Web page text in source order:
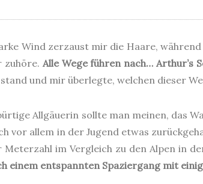
Wind zerzaust mir die Haare,
zuhöre. Alle Wege führen nach… Arthur’s
und mir überlegte, welchen dieser
Allgäuerin sollte man meinen, das
vor allem in der Jugend etwas
Meterzahl im Vergleich zu den Alpen in
einem entspannten Spaziergang mit